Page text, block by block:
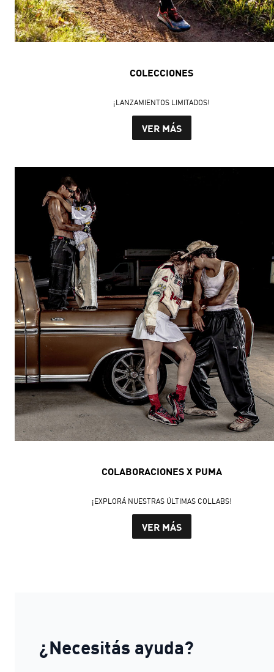
COLECCIONES
¡LANZAMIENTOS LIMITADOS!
VER MÁS
COLABORACIONES X PUMA
¡EXPLORÁ NUESTRAS ÚLTIMAS COLLABS!
VER MÁS
¿Necesitás ayuda?